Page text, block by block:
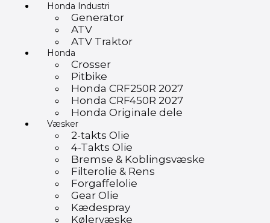
Honda Industri
Generator
ATV
ATV Traktor
Honda
Crosser
Pitbike
Honda CRF250R 2027
Honda CRF450R 2027
Honda Originale dele
Væsker
2-takts Olie
4-Takts Olie
Bremse & Koblingsvæske
Filterolie & Rens
Forgaffelolie
Gear Olie
Kædespray
Kølervæske